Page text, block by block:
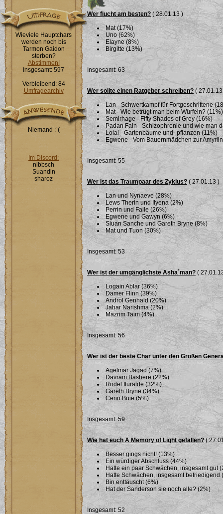
Wieviele Hauptchars
werden noch bis
Tarmon Gaidon
sterben?
Abstimmen!
Insgesamt: 597
Verbleibend: 84
Umfragearchiv
Niemand :`(
Im Discord:
nibbsch
Suandin
sharoz
Wer flucht am besten?( 28.01.13 )
Mat (17%)
Uno (62%)
Elayne (8%)
Birgitte (13%)
Insgesamt: 63
Wer sollte einen Ratgeber schreiben? (
Lan - Schwertkampf für Fortgeschrittene
Mat - Wie betrügt man beim Würfeln? (11%)
Semirhage - Fifty Shades of Grey (16%)
Padan Fain - Schizophrenie und wie man
Loial - Gartenbäume und -pflanzen (11%)
Egwene - Vom Bauernmädchen zur
Insgesamt: 55
Wer ist das Traumpaar des Zyklus? ( 27.01.13 )
Lan und Nynaeve (28%)
Lews Therin und Ilyena (2%)
Perrin und Faile (26%)
Egwene und Gawyn (6%)
Siuan Sanche und Gareth Bryne (8%)
Mat und Tuon (30%)
Insgesamt: 53
Wer ist der umgänglichste Asha´man? (
Logain Ablar (36%)
Damer Flinn (39%)
Androl Genhald (20%)
Jahar Narishma (2%)
Mazrim Taim (4%)
Insgesamt: 56
Wer ist der beste Char unter den Großen
Agelmar Jagad (7%)
Davram Bashere (22%)
Rodel Ituralde (32%)
Gareth Bryne (34%)
Cenn Buie (5%)
Insgesamt: 59
Wie hat euch A Memory of Light gefallen?(
Besser gings nicht! (13%)
Ein würdiger Abschluss (44%)
Hatte ein paar Schwächen, insgesamt gut
Hatte Schwächen, insgesamt befriedigend
Bin enttäuscht (6%)
Hat der Sanderson sie noch alle? (2%)
Insgesamt: 52